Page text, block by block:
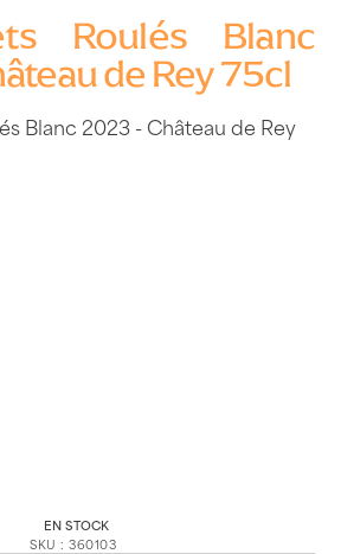
Roulés Blanc
de Rey 75cl
EN STOCK
SKU : 360103